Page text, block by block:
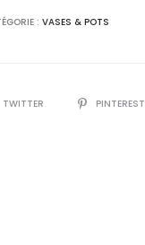
: VASES & POTS
TWITTER PINTEREST